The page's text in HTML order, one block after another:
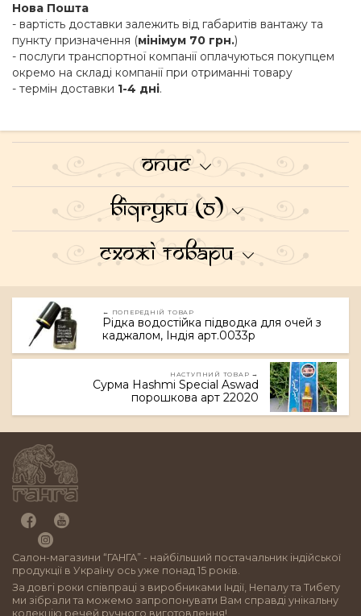
Нова Пошта
- вартість доставки залежить від габаритів вантажу та
пункту призначення (мінімум 70 грн.)
- послуги транспортної компанії оплачуються покупцем
окремо на складі компанії при отриманні товару
- термін доставки 1-4 дні.
Опис
Відгуки (0)
Схожі товари
← ПОПЕРЕДНІЙ ТОВАР
Рідка водостійка підводка для очей з
каджалом, Індія арт.0033p
НАСТУПНИЙ ТОВАР →
Сурма Hashmi Special Aswad
порошкова арт 22020
Салон-магазини “ГАНГА” - найбільший постачальник індійської
продукції в Україну ось уже понад 15 років.
За довгі роки співпраці з виробниками Індії, Непалу та Тибету
ми зібрали та можемо запропонувати Вам справді унікальну
колекцію речей ручного виготовлення!